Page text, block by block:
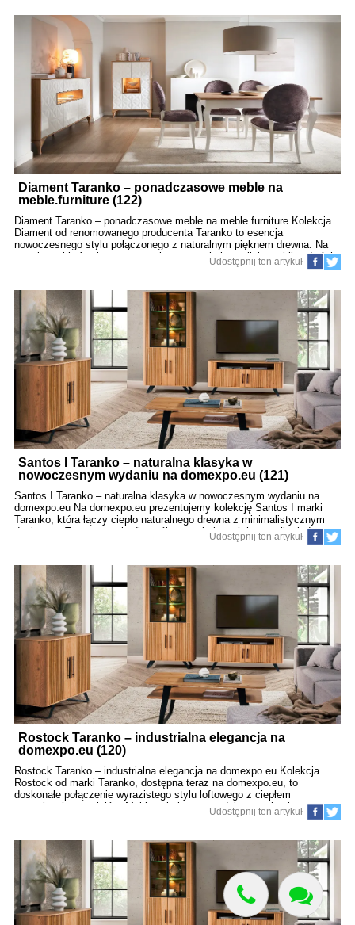
które zapewnią nam nie tylko komfort, ale także będą harmonizować z
wystrojem wnętrza? W tym poradniku krok po kroku doradzimy, na co
zwrócić uwagę przy wyborze sof i foteli do strefy relaksu. 1. Strefa
relaksu – więcej niż wygoda 1.1. Znaczenie odpowiednio
zaprojektowanej przestrzeni Strefa relaksu: Poprawia samopoczucie,
Sprzyja regeneracji i zdrowiu psychicznemu, Wzmacnia więzi
rodzinne. Warto stworzyć ją w taki sposób, aby była: Ergono
Diament Taranko – ponadczasowe meble na
meble.furniture (122)
Diament Taranko – ponadczasowe meble na meble.furniture Kolekcja
Diament od renomowanego producenta Taranko to esencja
nowoczesnego stylu połączonego z naturalnym pięknem drewna. Na
stronie meble.furniture prezentujemy tę wyjątkową linię mebli w dwóch
wariantach kolorystycznych – dąb diament z białym matem oraz dąb
wyrafinowaną prostotę, elegancję i jakość wykonania. Design, który
inspiruje Meble z kolekcji Diament przyciągają wzrok subtelnym
kontrastem i starannym wykończeniem. Naturalny dąb diament wnosi
do wnętrza ciepło i przytulność, natomiast biel i grafit w matowym
wykończeniu dodają nowoczesnego charakteru. Całość tworzy
harmonijny, ale wyrazisty styl, idealnie wpisujący się w modne
wnętrza. Przemyślana funkcjonalność Na meble.furniture znajdziesz
bogaty wybór brył z tej
Udostępnij ten artykuł
Santos I Taranko – naturalna klasyka w
nowoczesnym wydaniu na domexpo.eu (121)
Santos I Taranko – naturalna klasyka w nowoczesnym wydaniu na
domexpo.eu Na domexpo.eu prezentujemy kolekcję Santos I marki
Taranko, która łączy ciepło naturalnego drewna z minimalistycznym
designem. To propozycja dla osób poszukujących harmonii między
nowoczesnością a klasycznym stylem. Meble w odcieniu dąb santos
skandynawskim, nowoczesnym czy minimalistycznym. Ciepło dębu
santos – subtelność i charakter Kolorystyka dąb santos to delikatna
struktura drewna, która nadaje meblom szlachetny, przytulny wygląd.
Charakterystyczne pionowe frezowania i czarne, smukłe uchwyty
dodają im lekko industrialnego charakteru, który świetnie komponuje
się zarówno z jasnymi, jak i ciemniejszymi aranżacjami.
Funkcjonalność w eleganckiej formie – tylko na domexpo.eu Kolekcja
Santos I, dostępna
Udostępnij ten artykuł
Rostock Taranko – industrialna elegancja na
domexpo.eu (120)
Rostock Taranko – industrialna elegancja na domexpo.eu Kolekcja
Rostock od marki Taranko, dostępna teraz na domexpo.eu, to
doskonałe połączenie wyrazistego stylu loftowego z ciepłem
naturalnych materiałów. Meble w kolorystyce dąb naturalny i czarny
mat tworzą efektowną, a jednocześnie przytulną przestrzeń, idealną
charakterem – odkryj Rostock na domexpo.eu Czarne matowe
wykończenia kontrastujące z rysunkiem drewna to znak rozpoznawczy
kolekcji Rostock, która doskonale wpisuje się w stylistykę
nowoczesnych mieszkań, loftów i biur domowych. To propozycja dla
tych, którzy chcą wprowadzić do swojego wnętrza odrobinę surowej
elegancji bez rezygnacji z komfortu. Praktyczność i design w jednym
W domexpo.eu znajdziesz pełną gamę mebli Rostock: od szafek RTV,
Udostępnij ten artykuł